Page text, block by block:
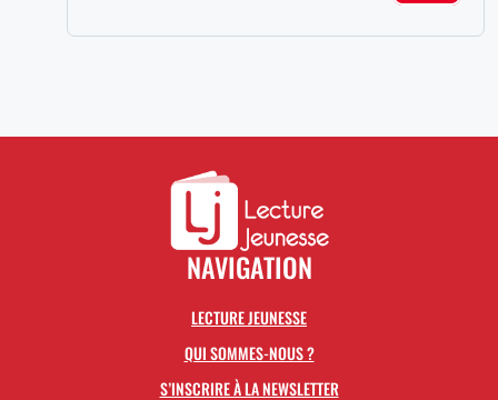
NAVIGATION
LECTURE JEUNESSE
QUI SOMMES-NOUS ?
S’INSCRIRE À LA NEWSLETTER